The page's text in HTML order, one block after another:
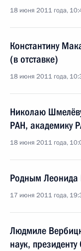
18 июня 2011 года,
Константину
(в отставке)
18 июня 2011 года,
Николаю
РАН, академику
18 июня 2011 года,
Родным
17 июня 2011 года,
Людмиле
наук, президенту